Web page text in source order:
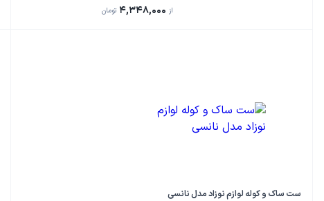
از 4,348,000 تومان
ست ساک و کوله لوازم نوزاد مدل نانسی